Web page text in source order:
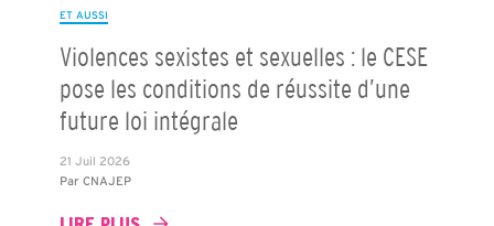
ET AUSSI
Violences sexistes et sexuelles : le CESE
pose les conditions de réussite d’une
future loi intégrale
21 Juil 2026
Par CNAJEP